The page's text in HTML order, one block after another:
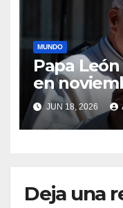
MUNDO
Papa
en
ciudades
durante
JUN 18, 2026
Deja una